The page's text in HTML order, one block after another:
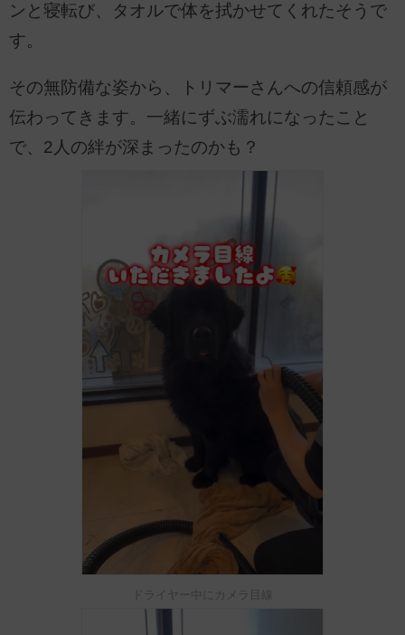
ンと寝転び、タオルで体を拭かせてくれたそうで
す。
その無防備な姿から、トリマーさんへの信頼感が
伝わってきます。一緒にずぶ濡れになったこと
で、2人の絆が深まったのかも？
ドライヤー中にカメラ目線